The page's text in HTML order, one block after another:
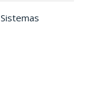
Sistemas